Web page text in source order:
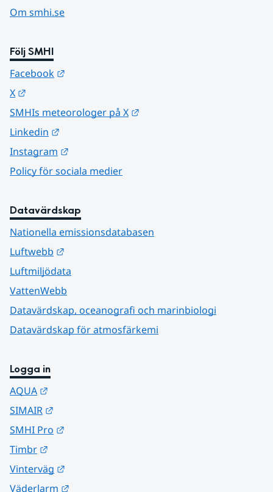
Om smhi.se
Följ SMHI
Facebook
X
SMHIs meteorologer på X
Linkedin
Instagram
Policy för sociala medier
Datavärdskap
Nationella emissionsdatabasen
Luftwebb
Luftmiljödata
VattenWebb
Datavärdskap, oceanografi och marinbiologi
Datavärdskap för atmosfärkemi
Logga in
AQUA
SIMAIR
SMHI Pro
Timbr
Vinterväg
Väderlarm